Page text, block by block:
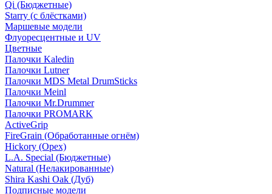
Qi (Бюджетные)
Starry (с блёстками)
Маршевые модели
Флуоресцентные и UV
Цветные
Палочки Kaledin
Палочки Lutner
Палочки MDS Metal DrumSticks
Палочки Meinl
Палочки Mr.Drummer
Палочки PROMARK
ActiveGrip
FireGrain (Обработанные огнём)
Hickory (Орех)
L.A. Special (Бюджетные)
Natural (Нелакированные)
Shira Kashi Oak (Дуб)
Подписные модели